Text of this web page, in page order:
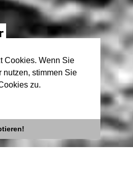
Cookies. Wenn Sie
nutzen, stimmen Sie
zu.